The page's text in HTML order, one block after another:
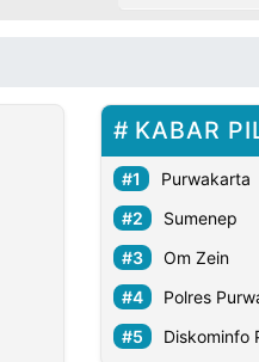
KABAR
Purwakarta
Sumenep
Om Zein
Polres
Diskominfo